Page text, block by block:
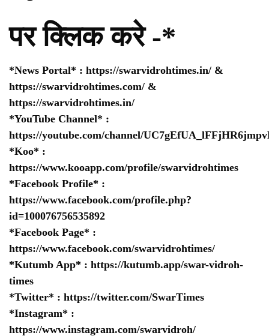
पर क्लिक करे -*
*News Portal* : https://swarvidrohtimes.in/ &
https://swarvidrohtimes.com/ &
https://swarvidrohtimes.in/
*YouTube Channel* :
https://youtube.com/channel/
*Koo* :
https://www.kooapp.com/profile/swarvidrohtimes
*Facebook Profile* :
https://www.facebook.com/profile.php?
id=100076756535892
*Facebook Page* :
https://www.facebook.com/swarvidrohtimes/
*Kutumb App* : https://kutumb.app/swar-vidroh-
times
*Twitter* : https://twitter.com/SwarTimes
*Instagram* :
https://www.instagram.com/swarvidroh/